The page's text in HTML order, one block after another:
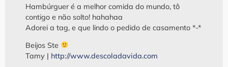
Hambúrguer é a melhor comida do mundo, tô
contigo e não solto! hahahaa
Adorei a tag, e que lindo o pedido de casamento *-*
Beijos Ste
Tamy | http://www.descoladavida.com